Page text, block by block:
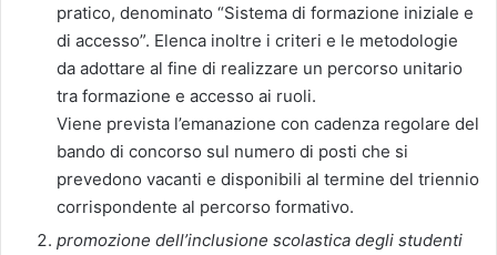
pratico, denominato “Sistema di formazione iniziale e
di accesso”. Elenca inoltre i criteri e le metodologie
da adottare al fine di realizzare un percorso unitario
tra formazione e accesso ai ruoli.
Viene prevista l’emanazione con cadenza regolare del
bando di concorso sul numero di posti che si
prevedono vacanti e disponibili al termine del triennio
corrispondente al percorso formativo.
promozione dell’inclusione scolastica degli studenti